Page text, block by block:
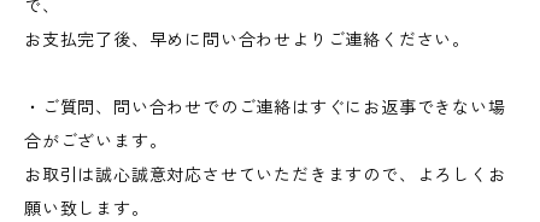
で、
お支払完了後、早めに問い合わせよりご連絡ください。
・ご質問、問い合わせでのご連絡はすぐにお返事できない場
合がございます。
お取引は誠心誠意対応させていただきますので、よろしくお
願い致します。